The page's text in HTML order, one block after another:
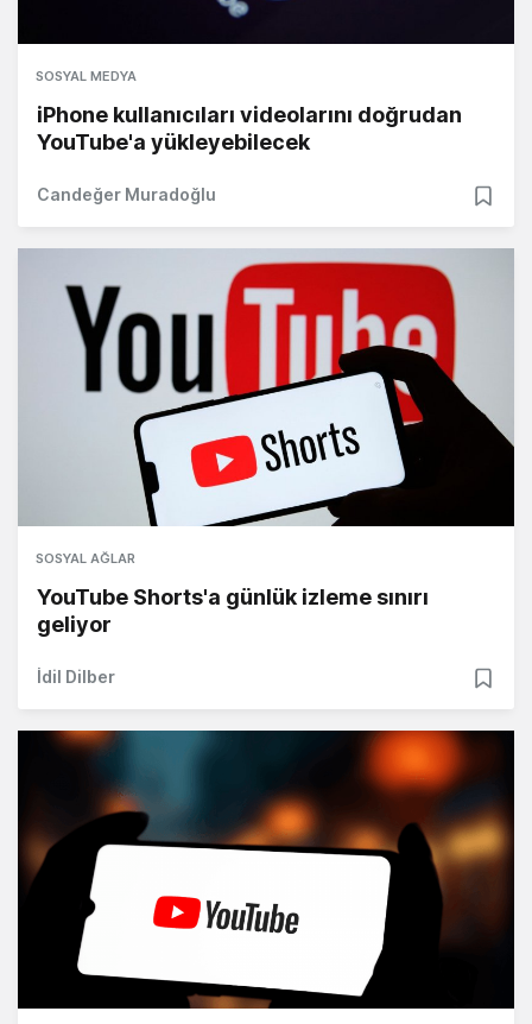
SOSYAL MEDYA
iPhone kullanıcıları videolarını doğrudan
YouTube'a yükleyebilecek
Candeğer Muradoğlu
SOSYAL AĞLAR
YouTube Shorts'a günlük izleme sınırı
geliyor
İdil Dilber